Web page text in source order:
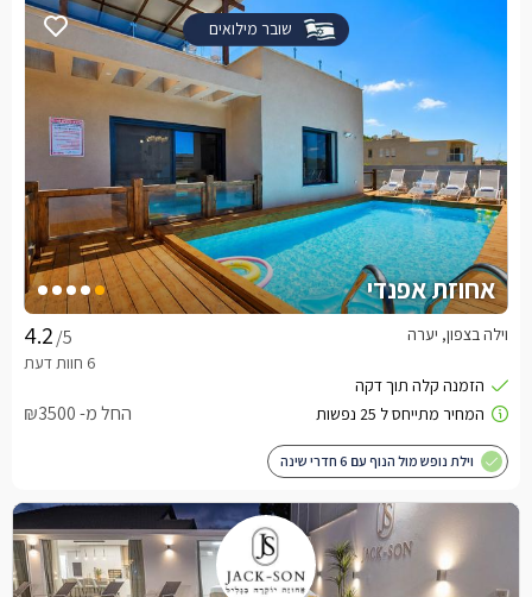
שובר מילואים
אחוזת אפנדי
/5 וילה בצפון, יערה
החל מ- ₪3500
וילת נופש מול הנוף עם 6 חדרי שינה